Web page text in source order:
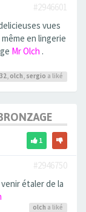
#2946601
vues
en lingerie
Mr Olch .
, olch, sergio a liké
1
#2946750
étaler de la
olch a liké